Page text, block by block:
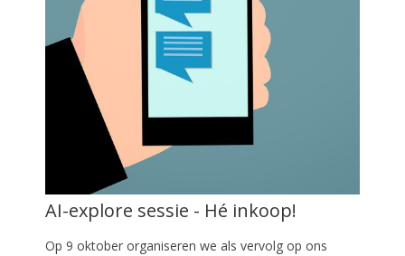
AI-explore sessie - Hé inkoop!
Op 9 oktober organiseren we als vervolg op ons